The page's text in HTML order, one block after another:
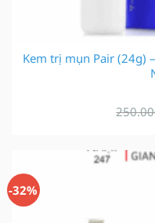
Kem trị mụn Pair (24g)
-32%